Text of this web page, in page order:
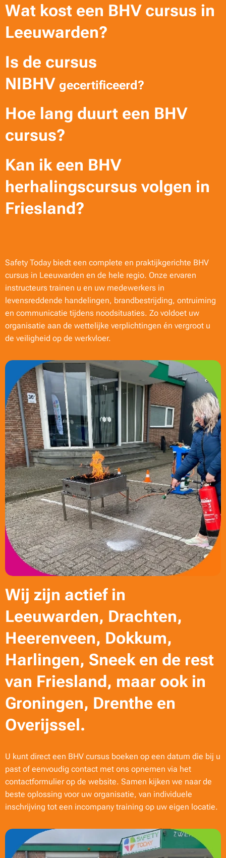
Wat kost een BHV cursus in
Leeuwarden?
Is de cursus
NIBHV gecertificeerd?
Hoe lang duurt een BHV
cursus?
Kan ik een BHV
herhalingscursus volgen in
Friesland?
Safety Today biedt een complete en praktijkgerichte BHV
cursus in Leeuwarden en de hele regio. Onze ervaren
instructeurs trainen u en uw medewerkers in
levensreddende handelingen, brandbestrijding, ontruiming
en communicatie tijdens noodsituaties. Zo voldoet uw
organisatie aan de wettelijke verplichtingen én vergroot u
de veiligheid op de werkvloer.
Wij zijn actief in
Leeuwarden, Drachten,
Heerenveen, Dokkum,
Harlingen, Sneek en de rest
van Friesland, maar ook in
Groningen, Drenthe en
Overijssel.
U kunt direct een BHV cursus boeken op een datum die bij u
past of eenvoudig contact met ons opnemen via het
contactformulier op de website. Samen kijken we naar de
beste oplossing voor uw organisatie, van individuele
inschrijving tot een incompany training op uw eigen locatie.